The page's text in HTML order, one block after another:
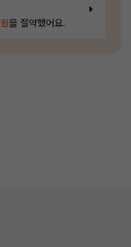
을 절약했어요.